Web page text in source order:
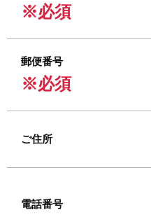
※必須
郵便番号
※必須
ご住所
電話番号